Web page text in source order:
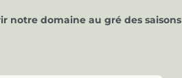
notre domaine au gré des saisons